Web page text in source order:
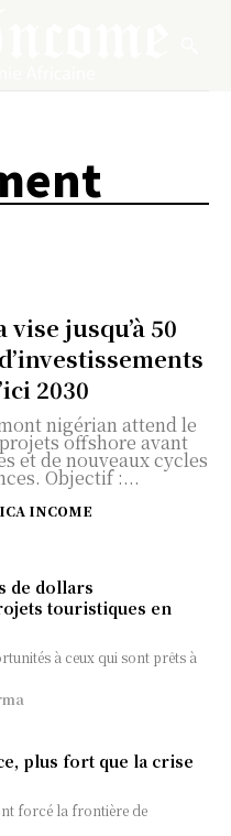
jusqu’à 50
2030
nigérian attend le
offshore avant
et de nouveaux cycles
Objectif :...
INCOME
de dollars
touristiques en
à ceux qui sont prêts à
plus fort que la crise
forcé la frontière de